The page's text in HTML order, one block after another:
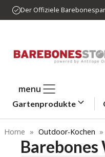
Zum
Inhalt
Der Offiziele
menu
Gartenprodukte
Home » Outdoor-Kochen »
Barebones